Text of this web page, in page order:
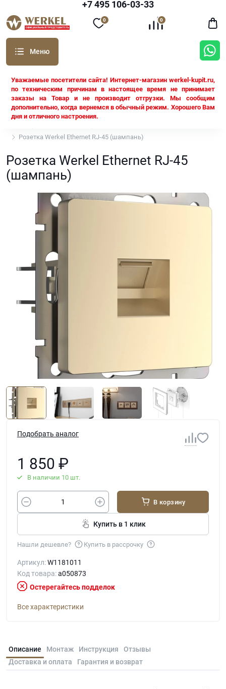
+7 495 106-03-33
Уважаемые посетители сайта! Интернет-магазин werkel-kupit.ru,
по техническим причинам в настоящее время не принимает
заказы на Товар и не производит отгрузки. Мы сообщим
дополнительно, когда вернемся в обычный режим. Хорошего Вам
дня и отличного настроения.
0 0
Розетка Werkel Ethernet RJ-45 (шампань)
Розетка Werkel Ethernet RJ-45
(шампань)
Подобрать аналог
1 850 ₽
В наличии 10 шт.
В корзину
Купить в 1 клик
Нашли дешевле? Купить в рассрочку
Артикул:W1181011
Код товара:a050873
Остерегайтесь подделок
Все характеристики
Описание Монтаж Инструкция
Отзывы
Доставка и оплата
Гарантия и возврат